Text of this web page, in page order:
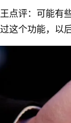
点评：可能有
这个功能，以